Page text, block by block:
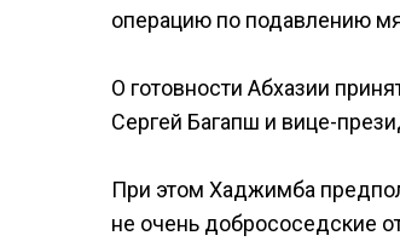
операцию по подавлению
О готовности Абхазии
Сергей Багапш и вице-
При этом Хаджимба
не очень добрососедские